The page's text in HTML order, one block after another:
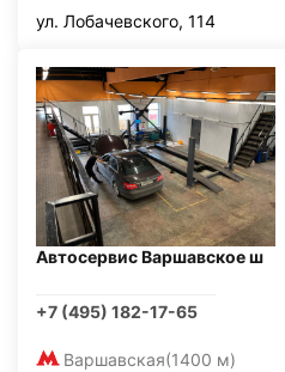
ул. Лобачевского, 114
Автосервис Варшавское ш
+7 (495) 182-17-65
Варшавская(1400 м)